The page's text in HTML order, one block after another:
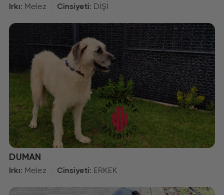
Irkı: Melez Cinsiyeti: DİŞİ
DUMAN
Irkı: Melez Cinsiyeti: ERKEK